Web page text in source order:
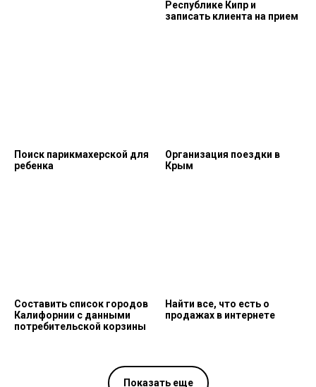
Республике Кипр и
записать клиента на прием
Поиск парикмахерской для
ребенка
Организация поездки в
Крым
Составить список городов
Калифорнии с данными
потребительской корзины
Найти все, что есть о
продажах в интернете
Показать еще